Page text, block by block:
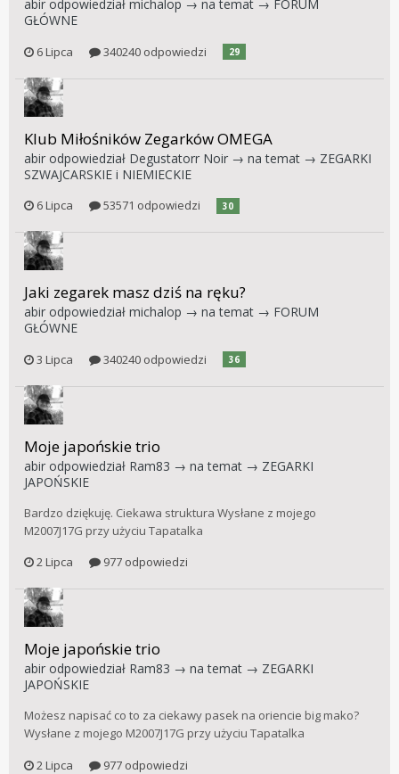
abir odpowiedział michalop → na temat → FORUM
GŁÓWNE
6 Lipca 340240 odpowiedzi 29
Klub Miłośników Zegarków OMEGA
abir odpowiedział Degustatorr Noir → na temat → ZEGARKI
SZWAJCARSKIE i NIEMIECKIE
6 Lipca 53571 odpowiedzi 30
Jaki zegarek masz dziś na ręku?
abir odpowiedział michalop → na temat → FORUM
GŁÓWNE
3 Lipca 340240 odpowiedzi 36
Moje japońskie trio
abir odpowiedział Ram83 → na temat → ZEGARKI
JAPOŃSKIE
Bardzo dziękuję. Ciekawa struktura Wysłane z mojego
M2007J17G przy użyciu Tapatalka
2 Lipca
977 odpowiedzi
Moje japońskie trio
abir odpowiedział Ram83 → na temat → ZEGARKI
JAPOŃSKIE
Możesz napisać co to za ciekawy pasek na oriencie big mako?
Wysłane z mojego M2007J17G przy użyciu Tapatalka
2 Lipca
977 odpowiedzi